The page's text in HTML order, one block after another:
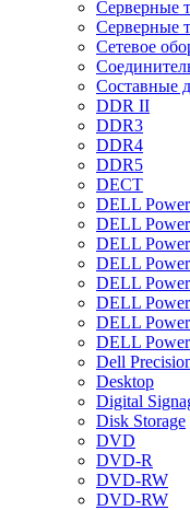
Cерверные
Cерверные
Cетевое
Cоставные
DDR II
DDR3
DDR4
DDR5
DECT
DELL
DELL
DELL
DELL
DELL
DELL
DELL
DELL
Dell
Desktop
Digital
Disk Storage
DVD
DVD-R
DVD-RW
DVD-RW